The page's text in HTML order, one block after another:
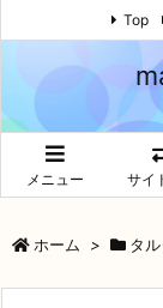
メニュー サイ
Top
ホーム > タ